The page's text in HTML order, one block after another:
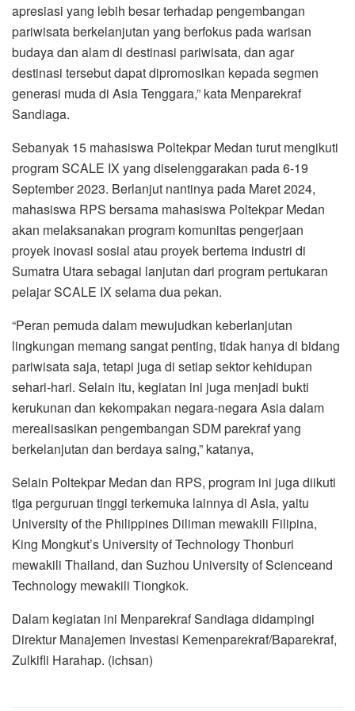
apresiasi yang lebih besar terhadap pengembangan
pariwisata berkelanjutan yang berfokus pada warisan
budaya dan alam di destinasi pariwisata, dan agar
destinasi tersebut dapat dipromosikan kepada segmen
generasi muda di Asia Tenggara,” kata Menparekraf
Sandiaga.
Sebanyak 15 mahasiswa Poltekpar Medan turut mengikuti
program SCALE IX yang diselenggarakan pada 6-19
September 2023. Berlanjut nantinya pada Maret 2024,
mahasiswa RPS bersama mahasiswa Poltekpar Medan
akan melaksanakan program komunitas pengerjaan
proyek inovasi sosial atau proyek bertema industri di
Sumatra Utara sebagai lanjutan dari program pertukaran
pelajar SCALE IX selama dua pekan.
“Peran pemuda dalam mewujudkan keberlanjutan
lingkungan memang sangat penting, tidak hanya di bidang
pariwisata saja, tetapi juga di setiap sektor kehidupan
sehari-hari. Selain itu, kegiatan ini juga menjadi bukti
kerukunan dan kekompakan negara-negara Asia dalam
merealisasikan pengembangan SDM parekraf yang
berkelanjutan dan berdaya saing,” katanya,
Selain Poltekpar Medan dan RPS, program ini juga diikuti
tiga perguruan tinggi terkemuka lainnya di Asia, yaitu
University of the Philippines Diliman mewakili Filipina,
King Mongkut’s University of Technology Thonburi
mewakili Thailand, dan Suzhou University of Scienceand
Technology mewakili Tiongkok.
Dalam kegiatan ini Menparekraf Sandiaga didampingi
Direktur Manajemen Investasi Kemenparekraf/Baparekraf,
Zulkifli Harahap. (ichsan)